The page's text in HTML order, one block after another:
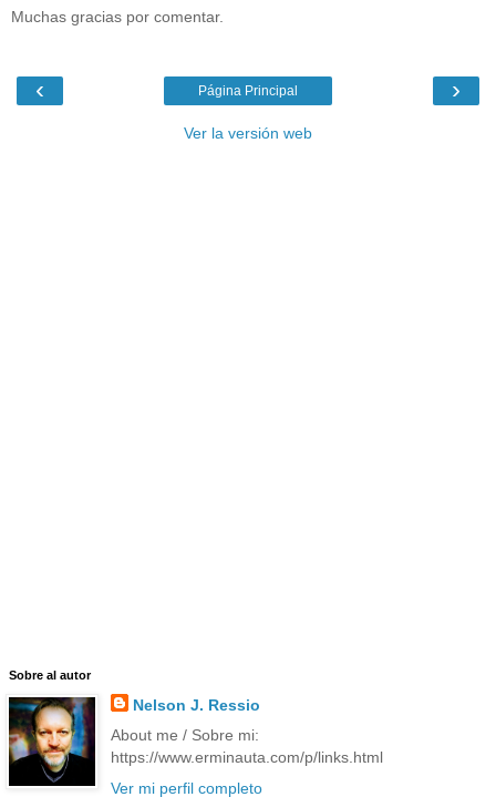
Muchas gracias por comentar.
‹ ›
Página Principal
Ver la versión web
Sobre al autor
Nelson J. Ressio
About me / Sobre mi:
https://www.erminauta.com/p/links.html
Ver mi perfil completo